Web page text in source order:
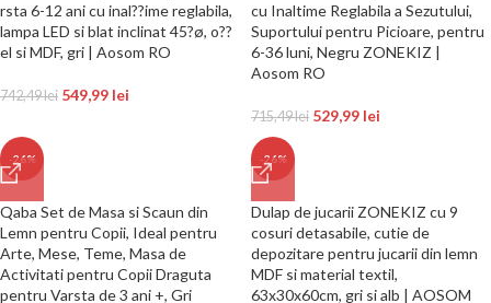
rsta 6-12 ani cu inal??ime reglabila,
lampa LED si blat inclinat 45?ø, o??
el si MDF, gri | Aosom RO
742,49lei 549,99 lei
cu Inaltime Reglabila a Sezutului,
Suportului pentru Picioare, pentru
6-36 luni, Negru ZONEKIZ |
Aosom RO
715,49lei 529,99 lei
-26%
Qaba Set de Masa si Scaun din
Lemn pentru Copii, Ideal pentru
Arte, Mese, Teme, Masa de
Activitati pentru Copii Draguta
pentru Varsta de 3 ani +, Gri
-26%
Dulap de jucarii ZONEKIZ cu 9
cosuri detasabile, cutie de
depozitare pentru jucarii din lemn
MDF si material textil,
63x30x60cm, gri si alb | AOSOM